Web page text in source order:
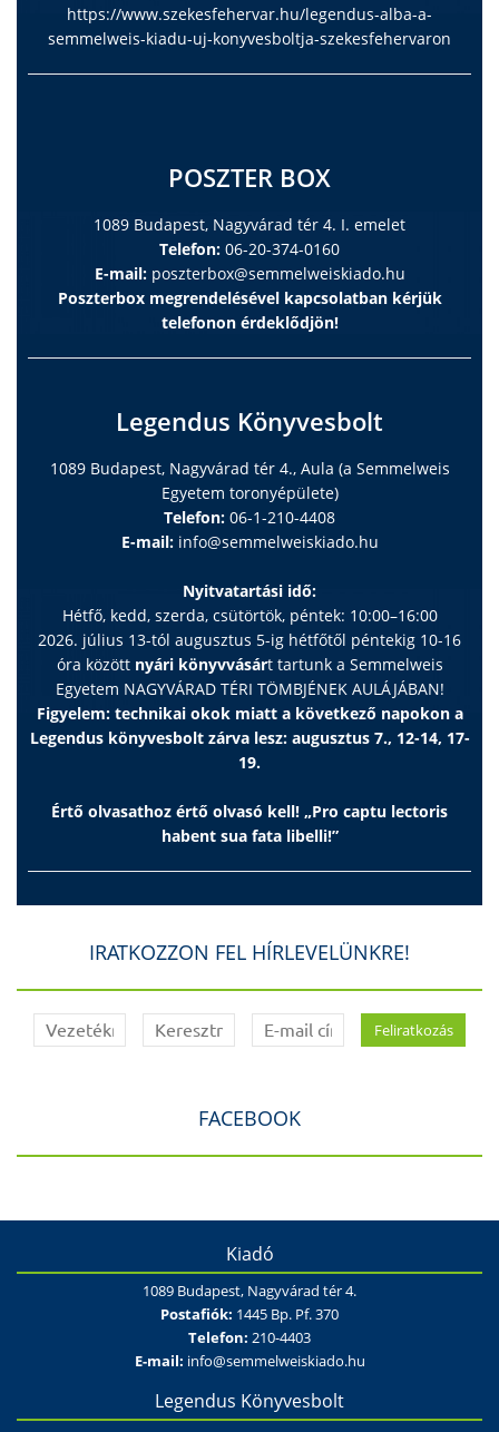
https://www.szekesfehervar.hu/legendus-alba-a-
semmelweis-kiadu-uj-konyvesboltja-szekesfehervaron
POSZTER BOX
1089 Budapest, Nagyvárad tér 4. I. emelet
Telefon: 06-20-374-0160
E-mail: poszterbox@semmelweiskiado.hu
Poszterbox megrendelésével kapcsolatban kérjük
telefonon érdeklődjön!
Legendus Könyvesbolt
1089 Budapest, Nagyvárad tér 4., Aula (a Semmelweis
Egyetem toronyépülete)
Telefon: 06-1-210-4408
E-mail: info@semmelweiskiado.hu
Nyitvatartási idő:
Hétfő, kedd, szerda, csütörtök, péntek: 10:00–16:00
2026. július 13-tól augusztus 5-ig hétfőtől péntekig 10-16
óra között nyári könyvvásárt tartunk a Semmelweis
Egyetem NAGYVÁRAD TÉRI TÖMBJÉNEK AULÁJÁBAN!
Figyelem: technikai okok miatt a következő napokon a
Legendus könyvesbolt zárva lesz: augusztus 7., 12-14, 17-
19.
Értő olvasathoz értő olvasó kell! „Pro captu lectoris
habent sua fata libelli!”
IRATKOZZON FEL HÍRLEVELÜNKRE!
FACEBOOK
Kiadó
1089 Budapest, Nagyvárad tér 4.
Postafiók: 1445 Bp. Pf. 370
Telefon: 210-4403
E-mail: info@semmelweiskiado.hu
Legendus Könyvesbolt